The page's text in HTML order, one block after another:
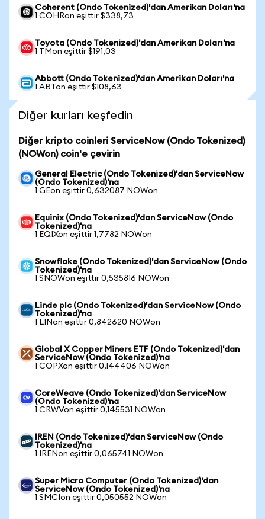
Coherent (Ondo Tokenized)'dan Amerikan Doları'na
1 COHRon eşittir $338,73
Toyota (Ondo Tokenized)'dan Amerikan Doları'na
1 TMon eşittir $191,03
Abbott (Ondo Tokenized)'dan Amerikan Doları'na
1 ABTon eşittir $108,63
Diğer kurları keşfedin
Diğer kripto coinleri ServiceNow (Ondo Tokenized)
(NOWon) coin'e çevirin
General Electric (Ondo Tokenized)'dan ServiceNow
(Ondo Tokenized)'na
1 GEon eşittir 0,632087 NOWon
Equinix (Ondo Tokenized)'dan ServiceNow (Ondo
Tokenized)'na
1 EQIXon eşittir 1,7782 NOWon
Snowflake (Ondo Tokenized)'dan ServiceNow (Ondo
Tokenized)'na
1 SNOWon eşittir 0,535816 NOWon
Linde plc (Ondo Tokenized)'dan ServiceNow (Ondo
Tokenized)'na
1 LINon eşittir 0,842620 NOWon
Global X Copper Miners ETF (Ondo Tokenized)'dan
ServiceNow (Ondo Tokenized)'na
1 COPXon eşittir 0,144406 NOWon
CoreWeave (Ondo Tokenized)'dan ServiceNow
(Ondo Tokenized)'na
1 CRWVon eşittir 0,145531 NOWon
IREN (Ondo Tokenized)'dan ServiceNow (Ondo
Tokenized)'na
1 IRENon eşittir 0,065741 NOWon
Super Micro Computer (Ondo Tokenized)'dan
ServiceNow (Ondo Tokenized)'na
1 SMCIon eşittir 0,050552 NOWon